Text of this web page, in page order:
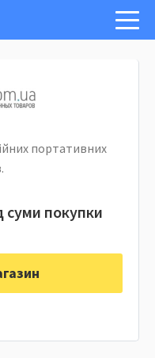
портативних
суми покупки